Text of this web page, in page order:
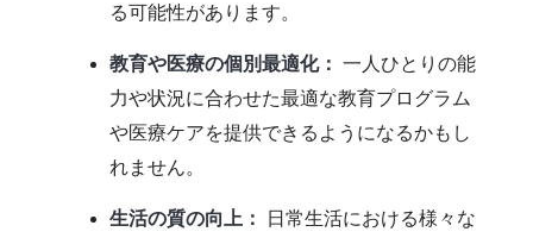
る可能性があります。
教育や医療の個別最適化： 一人ひとりの能
力や状況に合わせた最適な教育プログラム
や医療ケアを提供できるようになるかもし
れません。
生活の質の向上：
日常生活における様々な